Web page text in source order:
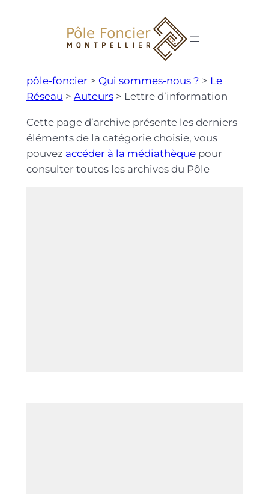
pôle-foncier > Qui sommes-nous ? > Le
Réseau > Auteurs> Lettre d’information
Cette page d’archive présente les derniers
éléments de la catégorie choisie, vous
pouvez accéder à la médiathèquepour
consulter toutes les archives du Pôle